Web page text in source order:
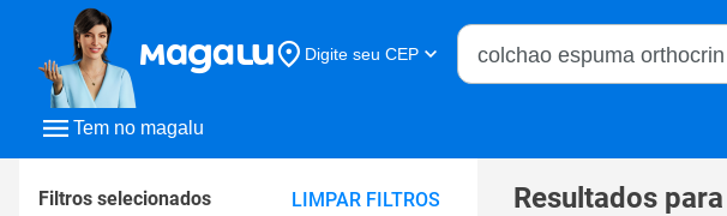
Tem no magalu
Digite seu CEP
Buscar no Magalu
Filtros selecionados LIMPAR FILTROS Resultados para